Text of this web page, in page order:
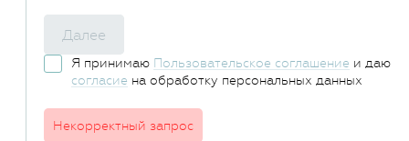
Далее
Я принимаю Пользовательское соглашение и даю
согласие на обработку персональных данных
Некорректный запрос